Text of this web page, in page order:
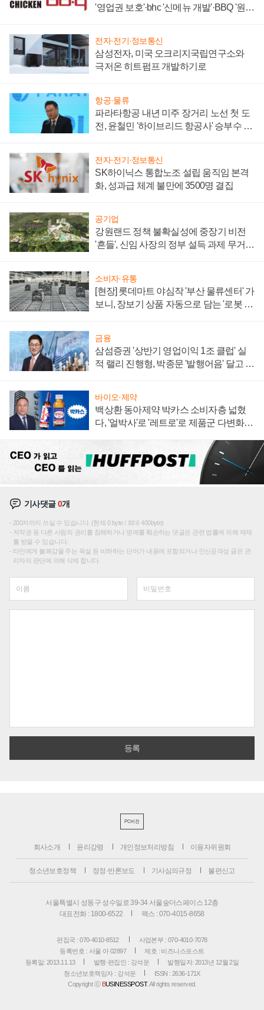
'영업권 보호'·bhc '신메뉴 개발'·BBQ '원가
전자·전기·정보통신
삼성전자, 미국 오크리지국립연구소와
극저온 히트펌프 개발하기로
항공·물류
파라타항공 내년 미주 장거리 노선 첫 도
전, 윤철민 '하이브리드 항공사' 승부수 통
전자·전기·정보통신
SK하이닉스 통합노조 설립 움직임 본격
화, 성과급 체계 불만에 3500명 결집
공기업
강원랜드 정책 불확실성에 중장기 비전
'흔들', 신임 사장의 정부 설득 과제 무거워
소비자·유통
[현장] 롯데마트 야심작 '부산 물류센터' 가
보니, 장보기 상품 자동으로 담는 '로봇 40
금융
삼섬증권 '상반기 영업이익 1조 클럽' 실
적 랠리 진행형, 박종문 '발행어음' 달고 연
바이오·제약
백상환 동아제약 박카스 소비자층 넓혔
다, '얼박사'로 '레트로'로 제품군 다변화
기사댓글0개
200자까지 쓰실 수 있습니다. (현재 0 byte / 최대 400byte)
저작권 등 다른 사람의 권리를 침해하거나 명예를 훼손하는 댓글은 관련 법률에 의해 제재
를 받을 수 있습니다.
타인에게 불쾌감을 주는 욕설 등 비하하는 단어가 내용에 포함되거나 인신공격성 글은 관
리자의 판단에 의해 삭제 합니다.
PC버전
회사소개 윤리강령 개인정보처리방침 이용자위원회
청소년보호정책 정정·반론보도 기사심의규정 불편신고
서울특별시 성동구 성수일로 39-34 서울숲더스페이스 12층
대표전화 : 1800-6522
팩스 : 070-4015-8658
편집국 : 070-4010-8512
사업본부 : 070-4010-7078
등록번호 : 서울 아 02897
제호 : 비즈니스포스트
등록일: 2013.11.13
발행·편집인 : 강석운
발행일자: 2013년 12월 2일
청소년보호책임자 : 강석운
ISSN : 2636-171X
Copyright ⓒ BUSINESSPOST. All rights reserved.